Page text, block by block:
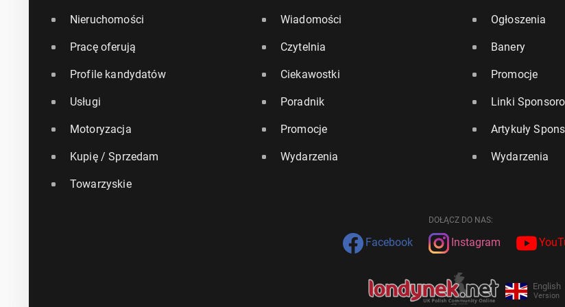
Nieruchomości
Pracę oferują
Profile kandydatów
Usługi
Motoryzacja
Kupię / Sprzedam
Towarzyskie
Wiadomości
Czytelnia
Ciekawostki
Poradnik
Promocje
Wydarzenia
Ogłoszenia
Banery
Promocje
Linki
Artykuły
Wydarzenia
DOŁĄCZ DO NAS:
Facebook Instagram
English
Version